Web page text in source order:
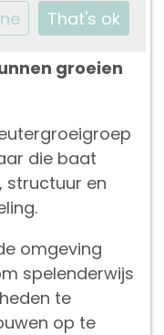
groeien
die baat
structuur en
omgeving
spelenderwijs
te
op te
That's ok